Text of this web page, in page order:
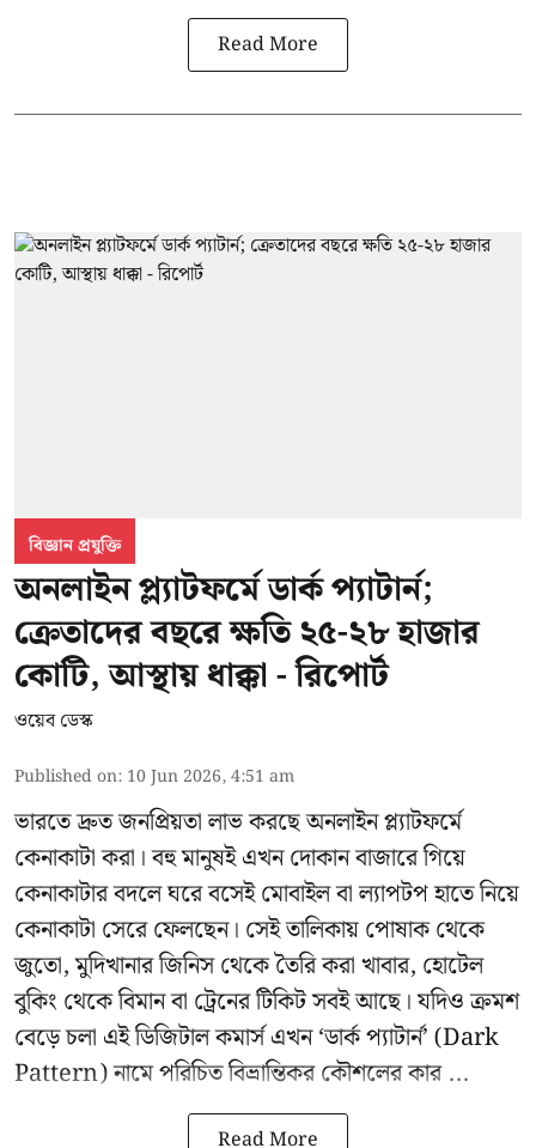
Read More
বিজ্ঞান প্রযুক্তি
অনলাইন প্ল্যাটফর্মে ডার্ক প্যাটার্ন;
ক্রেতাদের বছরে ক্ষতি ২৫-২৮ হাজার
কোটি, আস্থায় ধাক্কা - রিপোর্ট
ওয়েব ডেস্ক
Published on: 10 Jun 2026, 4:51 am
ভারতে দ্রুত জনপ্রিয়তা লাভ করছে অনলাইন প্ল্যাটফর্মে
কেনাকাটা করা। বহু মানুষই এখন দোকান বাজারে গিয়ে
কেনাকাটার বদলে ঘরে বসেই মোবাইল বা ল্যাপটপ হাতে নিয়ে
কেনাকাটা সেরে ফেলছেন। সেই তালিকায় পোষাক থেকে
জুতো, মুদিখানার জিনিস থেকে তৈরি করা খাবার, হোটেল
বুকিং থেকে বিমান বা ট্রেনের টিকিট সবই আছে। যদিও ক্রমশ
বেড়ে চলা এই ডিজিটাল কমার্স এখন ‘ডার্ক প্যাটার্ন’ (Dark
Pattern) নামে পরিচিত বিভ্রান্তিকর কৌশলের কার ...
Read More